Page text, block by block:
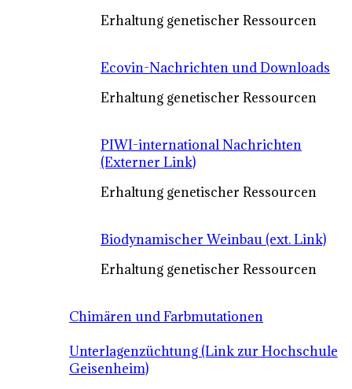
Erhaltung genetischer Ressourcen
Ecovin-Nachrichten und Downloads
Erhaltung genetischer Ressourcen
PIWI-international Nachrichten
(Externer Link)
Erhaltung genetischer Ressourcen
Biodynamischer Weinbau (ext. Link)
Erhaltung genetischer Ressourcen
Chimären und Farbmutationen
Unterlagenzüchtung (Link zur Hochschule
Geisenheim)